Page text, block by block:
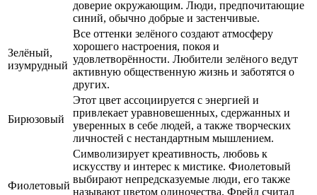
доверие окружающим. Люди, предпочитающие
синий, обычно добрые и застенчивые.
Зелёный,
изумрудный
Все оттенки зелёного создают атмосферу
хорошего настроения, покоя и
удовлетворённости. Любители зелёного ведут
активную общественную жизнь и заботятся о
других.
Бирюзовый
Этот цвет ассоциируется с энергией и
привлекает уравновешенных, сдержанных и
уверенных в себе людей, а также творческих
личностей с нестандартным мышлением.
Фиолетовый
Символизирует креативность, любовь к
искусству и интерес к мистике. Фиолетовый
выбирают непредсказуемые люди, его также
называют цветом одиночества. Фрейд считал